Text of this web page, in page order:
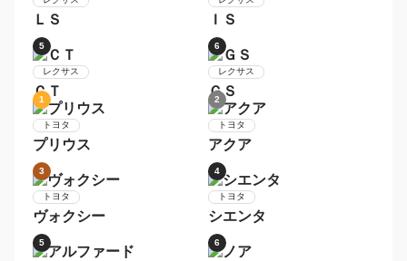
トヨタ
プリウス
ダイハツ
ムーヴ
7
日産
セレナ
8
トヨタ
アクア
9 10